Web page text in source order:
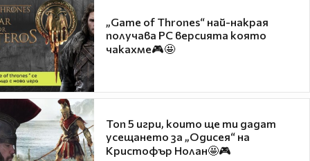
„Game of Thrones“ най-накрая
получава PC версията която
чакахме🎮🤩
Топ 5 игри, които ще ти дадат
усещането за „Одисея“ на
Кристофър Нолан🤩🎮